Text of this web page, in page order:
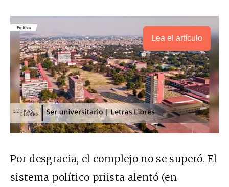
Lea el artículo
Por desgracia, el complejo no se superó. El
sistema político priista alentó (en